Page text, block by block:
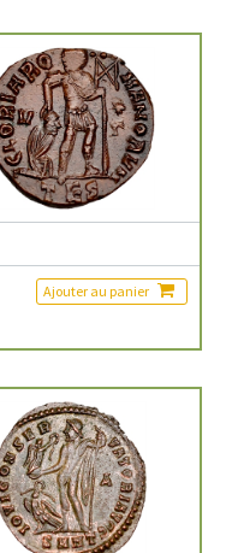
Ajouter au panier